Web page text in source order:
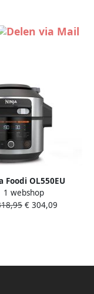
Foodi OL550EU
11 Kookfuncties
Inclusief Airfryer
1 webshop
€ 304,09